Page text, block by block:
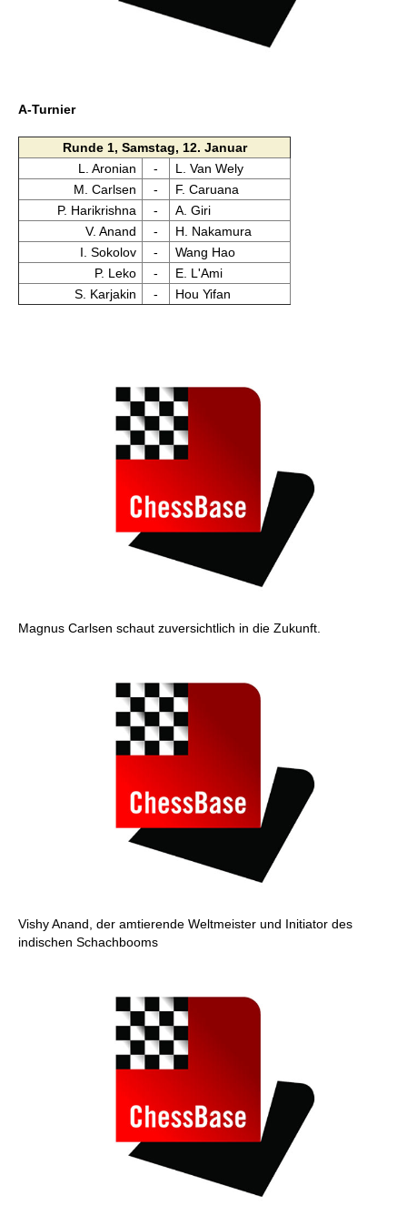
A-Turnier
Runde 1, Samstag, 12. Januar
L. Aronian
-
L. Van Wely
M. Carlsen
-
F. Caruana
P. Harikrishna
-
A. Giri
V. Anand
-
H. Nakamura
I. Sokolov
-
Wang Hao
P. Leko
-
E. L'Ami
S. Karjakin
- Hou Yifan
Magnus Carlsen schaut zuversichtlich in die Zukunft.
Vishy Anand, der amtierende Weltmeister und Initiator des
indischen Schachbooms